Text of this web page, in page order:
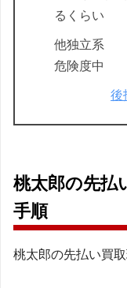
るくらい
他独立系
危険度中
後
桃太郎の先払
手順
桃太郎の先払い買